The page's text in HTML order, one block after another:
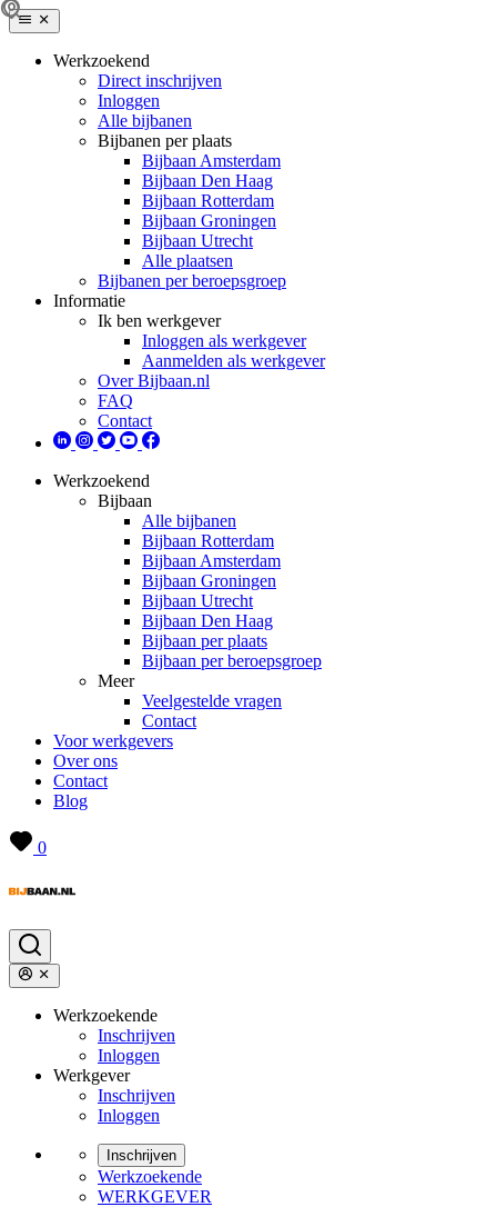
Werkzoekend
Direct inschrijven
Inloggen
Alle bijbanen
Bijbanen per plaats
Bijbaan Amsterdam
Bijbaan Den Haag
Bijbaan Rotterdam
Bijbaan Groningen
Bijbaan Utrecht
Alle plaatsen
Bijbanen per beroepsgroep
Informatie
Ik ben werkgever
Inloggen als werkgever
Aanmelden als werkgever
Over Bijbaan.nl
FAQ
Contact
Werkzoekend
Bijbaan
Alle bijbanen
Bijbaan Rotterdam
Bijbaan Amsterdam
Bijbaan Groningen
Bijbaan Utrecht
Bijbaan Den Haag
Bijbaan per plaats
Bijbaan per beroepsgroep
Meer
Veelgestelde vragen
Contact
Voor werkgevers
Over ons
Contact
Blog
0
Werkzoekende
Inschrijven
Inloggen
Werkgever
Inschrijven
Inloggen
Inschrijven
Werkzoekende
WERKGEVER